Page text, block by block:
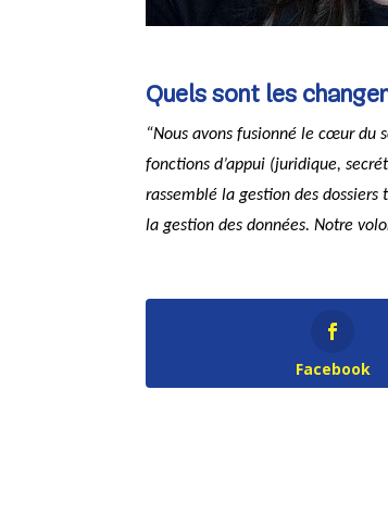
Quels sont les
“Nous avons fusionné le cœur du
fonctions d’appui (juridique,
rassemblé la gestion des
la gestion des données. Notre
Facebook